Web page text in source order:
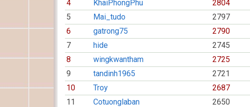
4
KhaiPhongPhu 2804
5
Mai_tudo 2797
6
gatrong75 2790
7
hide 2745
8
wingkwantham 2725
9
tandinh1965 2721
10
Troy 2687
11
Cotuonglaban 2650